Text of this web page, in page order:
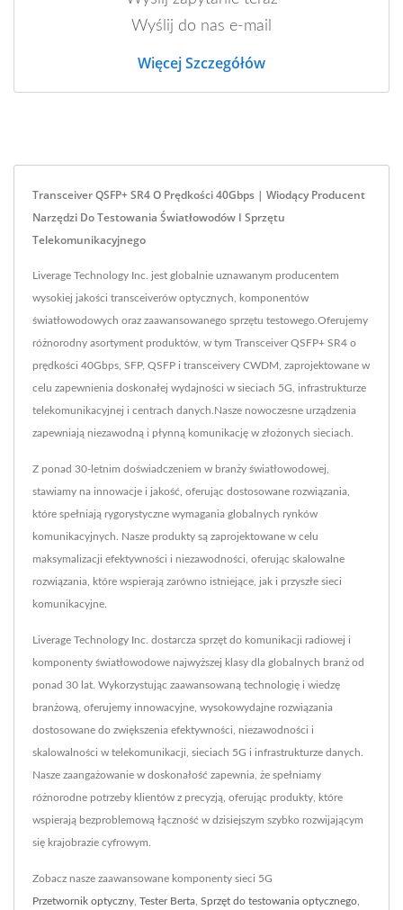
Wyślij do nas e-mail
Więcej Szczegółów
Transceiver QSFP+ SR4 O Prędkości 40Gbps | Wiodący Producent
Narzędzi Do Testowania Światłowodów I Sprzętu
Telekomunikacyjnego
Liverage Technology Inc. jest globalnie uznawanym producentem
wysokiej jakości transceiverów optycznych, komponentów
światłowodowych oraz zaawansowanego sprzętu testowego.Oferujemy
różnorodny asortyment produktów, w tym Transceiver QSFP+ SR4 o
prędkości 40Gbps, SFP, QSFP i transceivery CWDM, zaprojektowane w
celu zapewnienia doskonałej wydajności w sieciach 5G, infrastrukturze
telekomunikacyjnej i centrach danych.Nasze nowoczesne urządzenia
zapewniają niezawodną i płynną komunikację w złożonych sieciach.
Z ponad 30-letnim doświadczeniem w branży światłowodowej,
stawiamy na innowacje i jakość, oferując dostosowane rozwiązania,
które spełniają rygorystyczne wymagania globalnych rynków
komunikacyjnych. Nasze produkty są zaprojektowane w celu
maksymalizacji efektywności i niezawodności, oferując skalowalne
rozwiązania, które wspierają zarówno istniejące, jak i przyszłe sieci
komunikacyjne.
Liverage Technology Inc. dostarcza sprzęt do komunikacji radiowej i
komponenty światłowodowe najwyższej klasy dla globalnych branż od
ponad 30 lat. Wykorzystując zaawansowaną technologię i wiedzę
branżową, oferujemy innowacyjne, wysokowydajne rozwiązania
dostosowane do zwiększenia efektywności, niezawodności i
skalowalności w telekomunikacji, sieciach 5G i infrastrukturze danych.
Nasze zaangażowanie w doskonałość zapewnia, że spełniamy
różnorodne potrzeby klientów z precyzją, oferując produkty, które
wspierają bezproblemową łączność w dzisiejszym szybko rozwijającym
się krajobrazie cyfrowym.
Zobacz nasze zaawansowane komponenty sieci 5G
Przetwornik optyczny Tester Berta Sprzęt do testowania optycznego